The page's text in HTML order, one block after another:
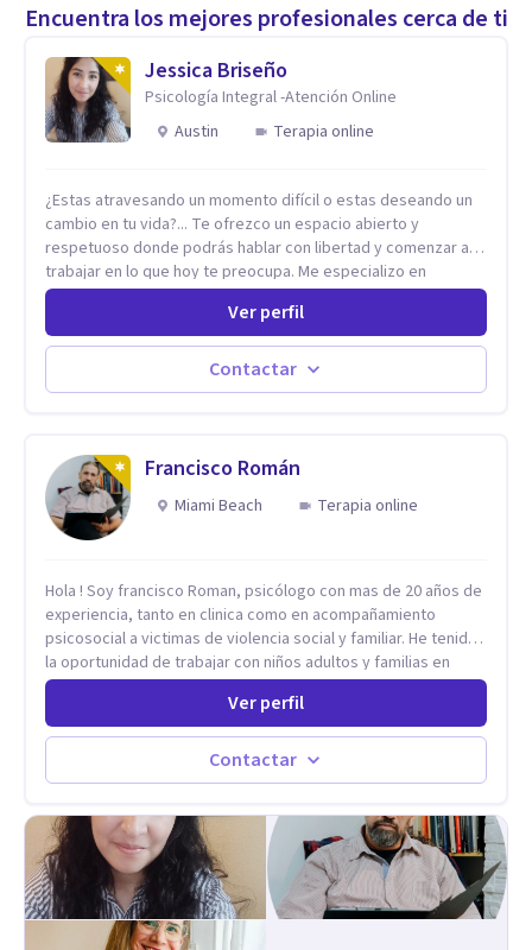
Encuentra los mejores profesionales cerca de ti
Jessica Briseño
Psicología Integral -Atención Online
Austin
Terapia online
¿Estas atravesando un momento difícil o estas deseando un
cambio en tu vida?... Te ofrezco un espacio abierto y
respetuoso donde podrás hablar con libertad y comenzar a
trabajar en lo que hoy te preocupa. Me especializo en
Trastornos de Ansiedad y a lo largo de mi experiencia
profesional he acompañado a muchas Familias y Parejas con
distintas problemáticas como el manejo del estrés,
Autoestima, Gestión de la Ira, Depresión, Retos en la Crianza,
Codependencia, Celos, entre otros. Cuento con más de 12
Adolescentes y Adultos
Ver perfil
Contactar
Francisco Román
Miami Beach Terapia online
Hola ! Soy francisco Roman, psicólogo con mas de 20 años de
experiencia, tanto en clinica como en acompañamiento
psicosocial a victimas de violencia social y familiar. He tenido
la oportunidad de trabajar con niños adultos y familias en
todos los espacios y esto me ha dado un una variedad de
aprendizajes que ahora pongo a tu disposicion. En la
actualidad puedo atenderte de manera presencial y/o virtual,
de lunes a sabado. el costo de cada sesión lo acordamos en
el primer contacto
Ver perfil
Contactar